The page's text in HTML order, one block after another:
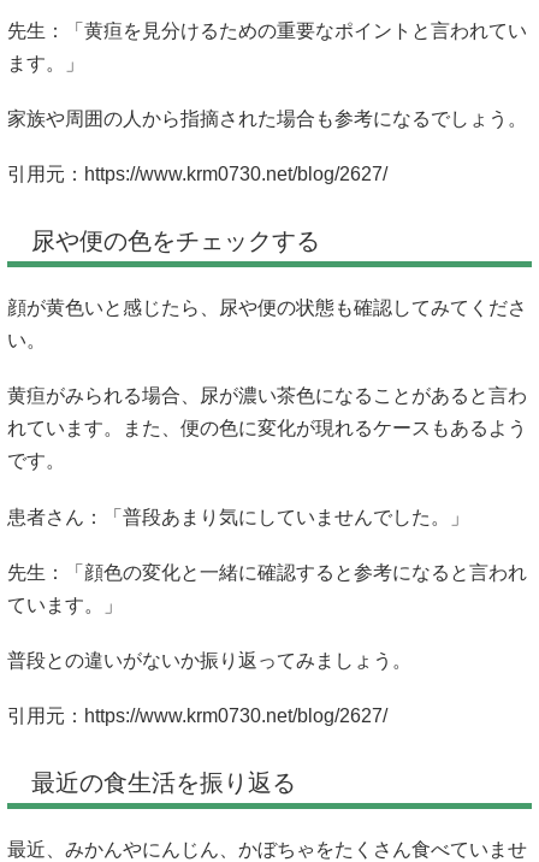
先生：「黄疸を見分けるための重要なポイントと言われてい
ます。」
家族や周囲の人から指摘された場合も参考になるでしょう。
引用元： https://www.krm0730.net/blog/2627/
尿や便の色をチェックする
顔が黄色いと感じたら、尿や便の状態も確認してみてくださ
い。
黄疸がみられる場合、尿が濃い茶色になることがあると言わ
れています。また、便の色に変化が現れるケースもあるよう
です。
患者さん：「普段あまり気にしていませんでした。」
先生：「顔色の変化と一緒に確認すると参考になると言われ
ています。」
普段との違いがないか振り返ってみましょう。
引用元： https://www.krm0730.net/blog/2627/
最近の食生活を振り返る
最近、みかんやにんじん、かぼちゃをたくさん食べていませ